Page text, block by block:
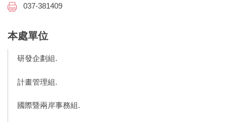
037-381409
本處單位
研發企劃組.
計畫管理組.
國際暨兩岸事務組.